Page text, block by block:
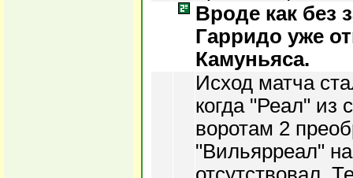
Вроде как без
Гарридо уже
Камуньяса.
Исход матча
когда "Реал" из
воротам 2
"Вильярреал"